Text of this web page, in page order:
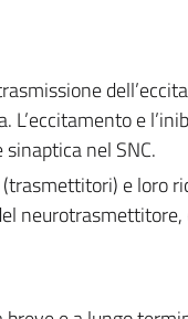
e
nel SNC.
e loro